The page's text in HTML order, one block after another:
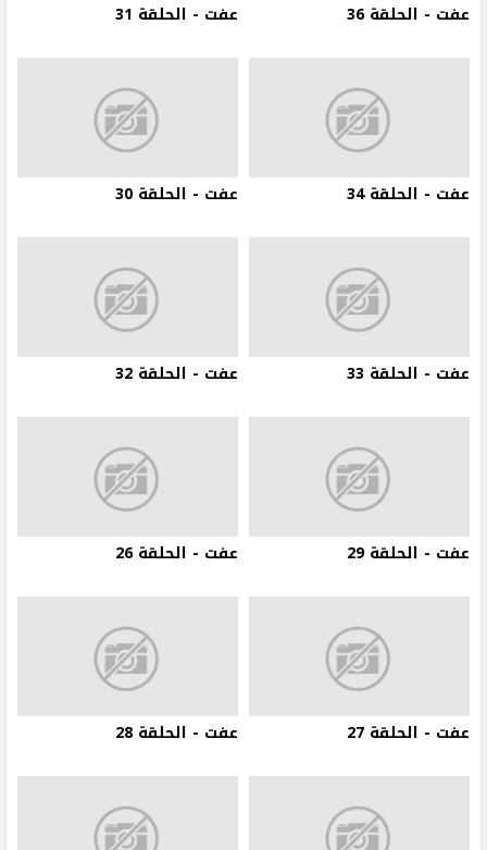
عفت - الحلقة 36 عفت - الحلقة 31
عفت - الحلقة 34 عفت - الحلقة 30
عفت - الحلقة 33 عفت - الحلقة 32
عفت - الحلقة 29 عفت - الحلقة 26
عفت - الحلقة 27 عفت - الحلقة 28